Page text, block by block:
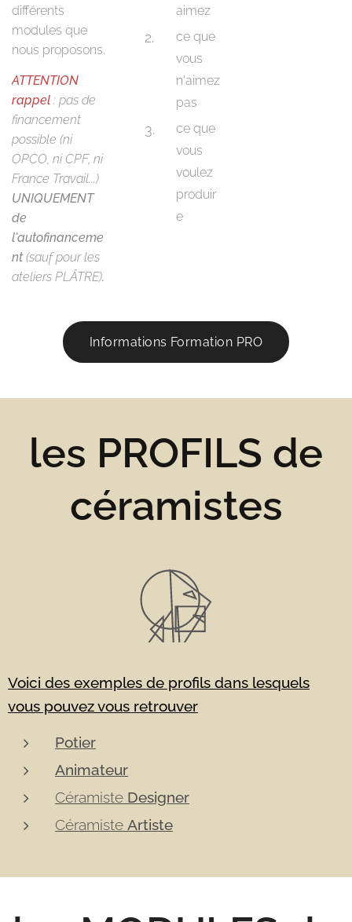
différents
modules que
nous proposons.
ATTENTION
rappel: pas de
financement
possible (ni
OPCO, ni CPF, ni
France Travail...)
UNIQUEMENT
de
l'autofinanceme
nt(sauf pour les
ateliers PLÂTRE).
aimez
ce que
vous
n'aimez
pas
ce que
vous
voulez
produir
e
Informations Formation PRO
les PROFILS de
céramistes
Voici des exemples de profils dans lesquels
vous pouvez vous retrouver
Potier
Animateur
Céramiste Designer
Céramiste Artiste